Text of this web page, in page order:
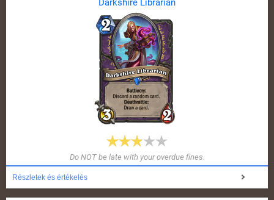
Darkshire Librarian
Do NOT be late with your overdue fines.
Részletek és értékelés